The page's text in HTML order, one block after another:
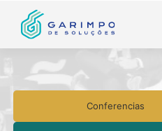
Conferencias